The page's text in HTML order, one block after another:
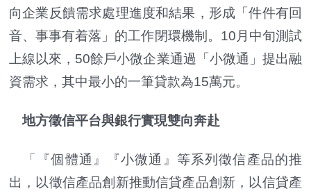
向企業反饋需求處理進度和結果，形成「件件有回
音、事事有着落」的工作閉環機制。10月中旬測試
上線以來，50餘戶小微企業通過「小微通」提出融
資需求，其中最小的一筆貸款為15萬元。
地方徵信平台與銀行實現雙向奔赴
「『個體通』『小微通』等系列徵信產品的推
出，以徵信產品創新推動信貸產品創新，以信貸產